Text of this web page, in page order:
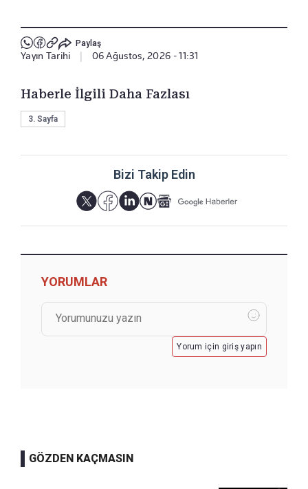
Paylaş
Yayın Tarihi 06 Ağustos, 2026 - 11:31
Haberle İlgili Daha Fazlası
3. Sayfa
Bizi Takip Edin
YORUMLAR
Yorum için giriş yapın
GÖZDEN KAÇMASIN